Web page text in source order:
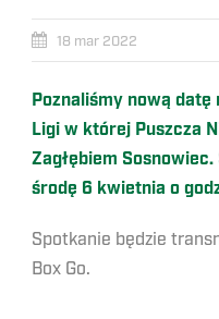
18 mar 2022
Poznaliśmy nową
Ligi w której Puszcza
Zagłębiem
środę 6 kwietnia o
Spotkanie będzie
Box Go.